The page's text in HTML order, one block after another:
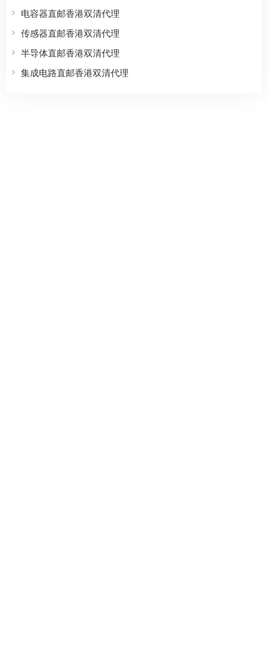
电容器直邮香港双清代理
传感器直邮香港双清代理
半导体直邮香港双清代理
集成电路直邮香港双清代理